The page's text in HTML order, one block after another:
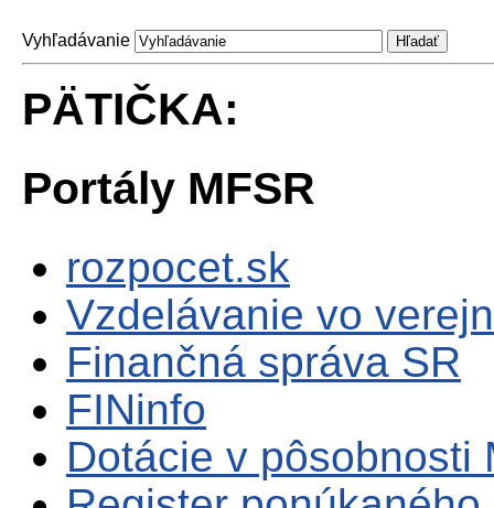
Vyhľadávanie
PÄTIČKA:
Portály MFSR
rozpocet.sk
Vzdelávanie vo
Finančná správa SR
FINinfo
Dotácie v pôsobnosti